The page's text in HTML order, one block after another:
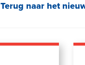
Terug naar het